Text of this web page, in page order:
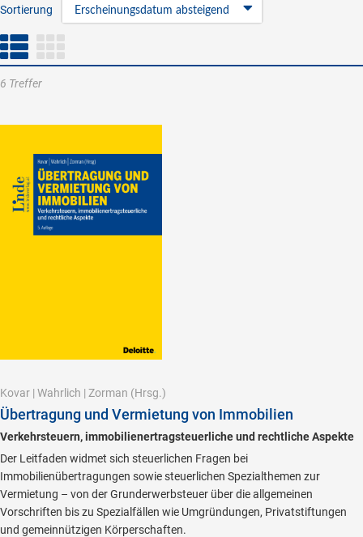
Sortierung Erscheinungsdatum absteigend
6 Treffer
Kovar | Wahrlich | Zorman (Hrsg.)
Übertragung und Vermietung von Immobilien
Verkehrsteuern, immobilienertragsteuerliche und rechtliche Aspekte
Der Leitfaden widmet sich steuerlichen Fragen bei
Immobilienübertragungen sowie steuerlichen Spezialthemen zur
Vermietung – von der Grunderwerbsteuer über die allgemeinen
Vorschriften bis zu Spezialfällen wie Umgründungen, Privatstiftungen
und gemeinnützigen Körperschaften.